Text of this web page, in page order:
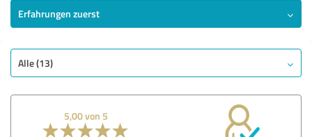
Erfahrungen zuerst
Alle (13)
5,00 von 5